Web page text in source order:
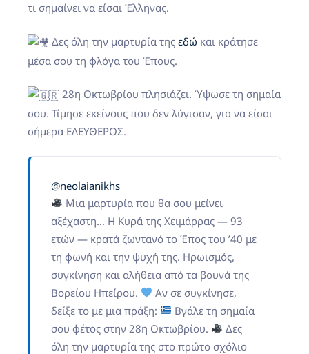
τι σημαίνει να είσαι Έλληνας.
Δες όλη την μαρτυρία της εδώ και κράτησε
μέσα σου τη φλόγα του Έπους.
28η Οκτωβρίου πλησιάζει. Ύψωσε τη σημαία
σου. Τίμησε εκείνους που δεν λύγισαν, για να είσαι
σήμερα ΕΛΕΥΘΕΡΟΣ.
@neolaianikhs
Μια μαρτυρία που θα σου μείνει
αξέχαστη… Η Κυρά της Χειμάρρας — 93
ετών — κρατά ζωντανό το Έπος του ’40 με
τη φωνή και την ψυχή της. Ηρωισμός,
συγκίνηση και αλήθεια από τα βουνά της
Βορείου Ηπείρου.
Αν σε συγκίνησε,
δείξε το με μια πράξη:
Βγάλε τη σημαία
σου φέτος στην 28η Οκτωβρίου.
Δες
όλη την μαρτυρία της στο πρώτο σχόλιο